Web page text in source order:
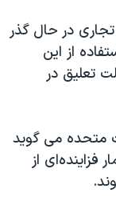
در حال گذر
از این
تعلیق در
متحده می گوید
فزاینده‌ای از